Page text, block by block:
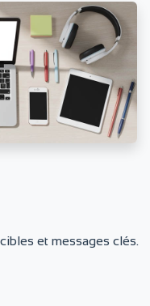
et messages clés.